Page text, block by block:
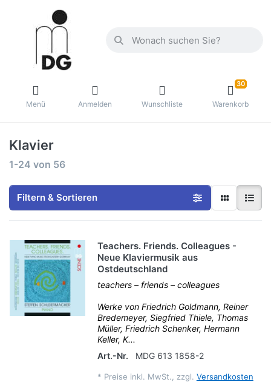
Menü Anmelden Wunschliste
30
Warenkorb
Klavier
1-24 von 56
Filtern & Sortieren
Teachers. Friends. Colleagues -
Neue Klaviermusik aus
Ostdeutschland
teachers – friends – colleagues
Werke von Friedrich Goldmann, Reiner
Bredemeyer, Siegfried Thiele, Thomas
Müller, Friedrich Schenker, Hermann
Keller, K...
Art.-Nr.
MDG 613 1858-2
* Preise inkl. MwSt., zzgl. Versandkosten